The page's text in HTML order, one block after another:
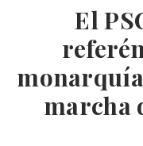
El
marcha